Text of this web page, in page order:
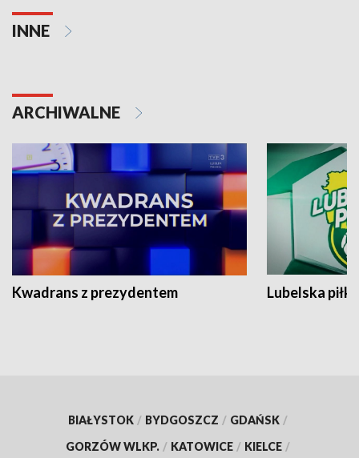
INNE
ARCHIWALNE
Kwadrans z prezydentem Lubelska piłka
BIAŁYSTOK / BYDGOSZCZ / GDAŃSK /
GORZÓW WLKP. / KATOWICE / KIELCE /